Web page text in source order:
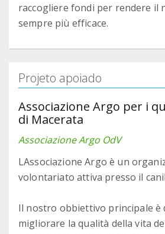
raccogliere fondi per rendere il
sempre più efficace.
Projeto apoiado
Associazione Argo per i
di Macerata
Associazione Argo OdV
LAssociazione Argo è un
volontariato attiva presso il
Il nostro obbiettivo principale è
migliorare la qualità della vita